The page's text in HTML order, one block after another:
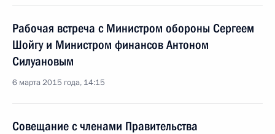
Рабочая встреча с Министром обороны Сергеем
Шойгу и Министром финансов Антоном
Силуановым
6 марта 2015 года, 14:15
Совещание с членами Правительства